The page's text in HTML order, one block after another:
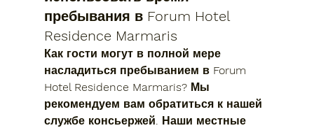
пребывания в Forum Hotel
Residence Marmaris
Как гости могут в полной мере
насладиться пребыванием в Forum
Hotel Residence Marmaris? Мы
рекомендуем вам обратиться к нашей
службе консьержей. Наши местные